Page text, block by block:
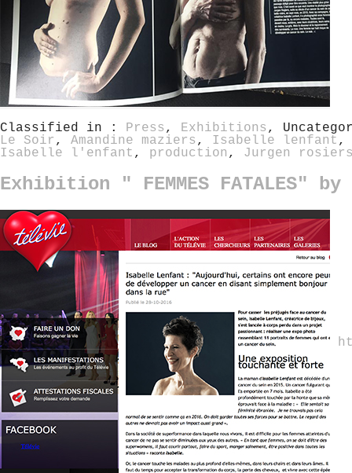
Classified in : Press , Exhibitions ,
Le Soir , Amandine maziers , Isabelle lenfant
Isabelle l'enfant , production , Jurgen
Exhibition " FEMMES FATALES"